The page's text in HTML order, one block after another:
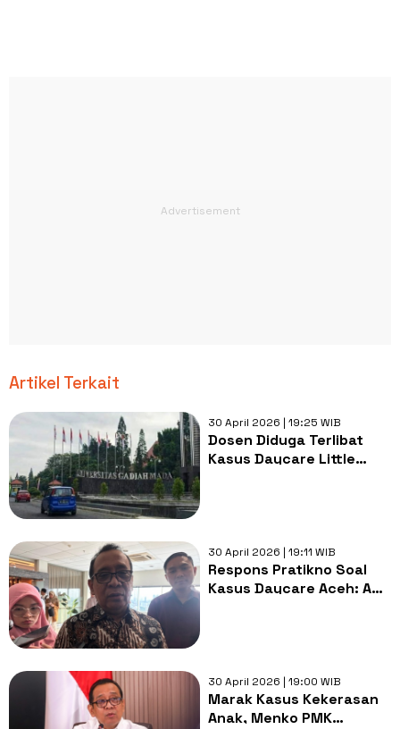
Artikel Terkait
30 April 2026 | 19:25 WIB
Dosen Diduga Terlibat
Kasus Daycare Little
30 April 2026 | 19:11 WIB
Respons Pratikno Soal
Kasus Daycare Aceh: Ada
30 April 2026 | 19:00 WIB
Marak Kasus Kekerasan
Anak, Menko PMK